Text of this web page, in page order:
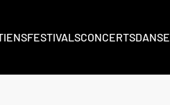
FESTIVALSCONCERTSDANSE